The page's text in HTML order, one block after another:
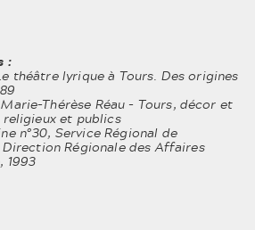
:
théâtre lyrique à Tours. Des origines
Thérèse Réau - Tours, décor et
et publics
n°30, Service Régional de
Direction Régionale des Affaires
1993